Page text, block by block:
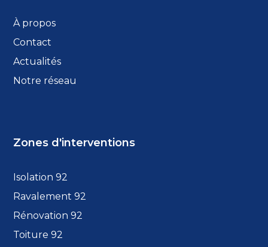
À propos
Contact
Actualités
Notre réseau
Zones d'interventions
Isolation 92
Ravalement 92
Rénovation 92
Toiture 92